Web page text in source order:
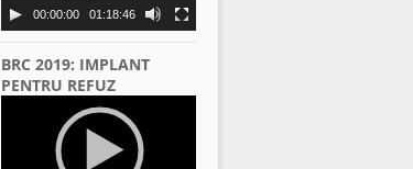
00:00:00 01:18:46
BRC 2019: IMPLANT
PENTRU REFUZ